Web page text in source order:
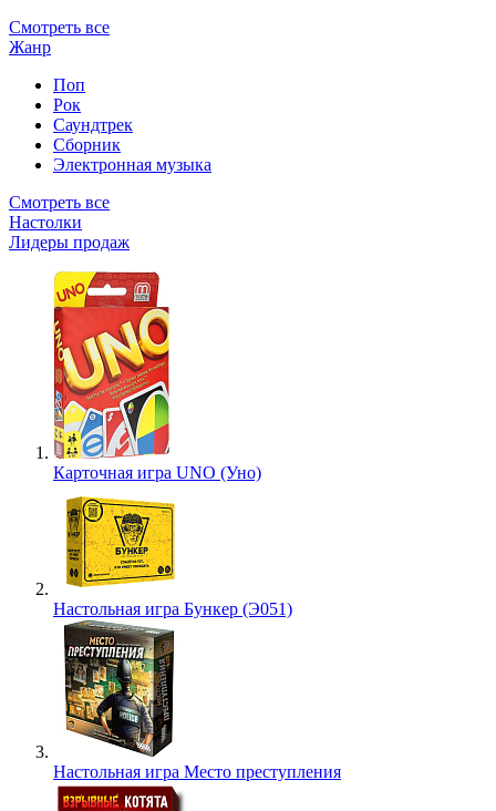
Смотреть все
Жанр
Поп
Рок
Саундтрек
Сборник
Электронная музыка
Смотреть все
Настолки
Лидеры продаж
Карточная игра UNO (Уно)
Настольная игра Бункер (Э051)
Настольная игра Место преступления